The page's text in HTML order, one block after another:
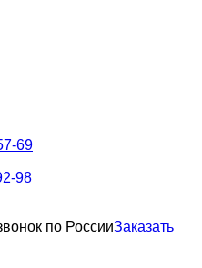
69
98
по РоссииЗаказать